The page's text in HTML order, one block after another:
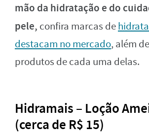
mão da hidratação e do
pele, confira marcas de
destacam no mercado, além
produtos de cada uma delas.
Hidramais – Loção
(cerca de R$ 15)